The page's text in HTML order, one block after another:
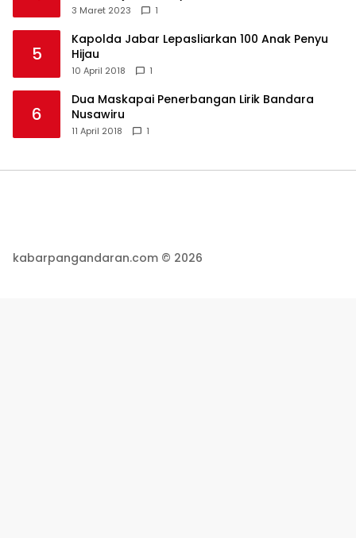
Langkaplancar
3 Maret 2023 1
5
Kapolda Jabar Lepasliarkan 100 Anak Penyu
Hijau
10 April 2018 1
6
Dua Maskapai Penerbangan Lirik Bandara
Nusawiru
11 April 2018 1
kabarpangandaran.com © 2026